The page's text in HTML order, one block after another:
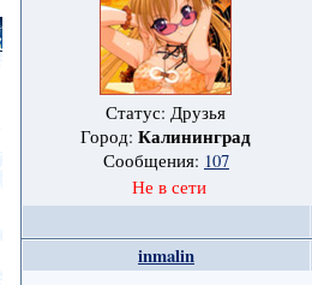
Статус: Друзья
Город:Калининград
Сообщения: 107
Не в сети
inmalin